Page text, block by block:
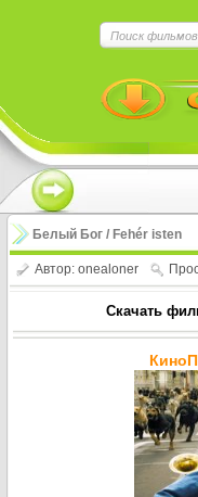
Белый Бог / Fehér isten
Автор: onealoner
Скачать
Нажмите на
!!!Если Вы с
троеточие в